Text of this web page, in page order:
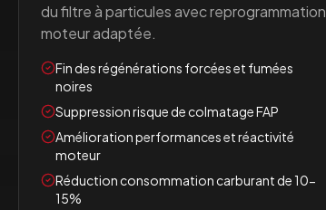
du filtre à particules avec reprogrammation
moteur adaptée.
Fin des régénérations forcées et fumées
noires
Suppression risque de colmatage FAP
Amélioration performances et réactivité
moteur
Réduction consommation carburant de 10-
15%